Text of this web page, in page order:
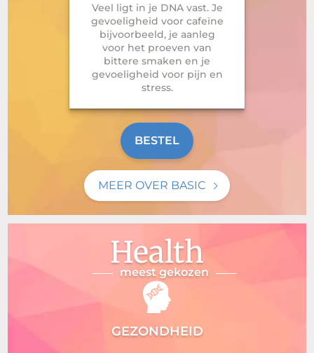
Veel ligt in je DNA vast. Je
gevoeligheid voor cafeïne
bijvoorbeeld, je aanleg
voor het proeven van
bittere smaken en je
gevoeligheid voor pijn en
stress.
BESTEL
MEER OVER BASIC
meest gekozen
Health
GEZONDHEID